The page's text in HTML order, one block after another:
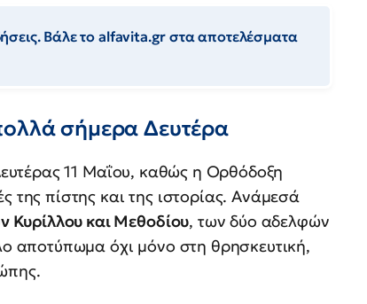
Βάλε το alfavita.gr στα αποτελέσματα
σήμερα Δευτέρα
11 Μαΐου, καθώς η Ορθόδοξη
της πίστης και της ιστορίας. Ανάμεσά
Κυρίλλου και Μεθοδίου, των δύο αδελφών
αποτύπωμα όχι μόνο στη θρησκευτική,